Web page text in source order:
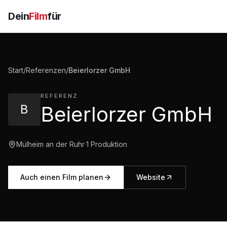
DeinFilmfür
Start/Referenzen/Beierlorzer GmbH
B
REFERENZ
Beierlorzer GmbH
Mülheim an der Ruhr·1 Produktion
Auch einen Film planen Website